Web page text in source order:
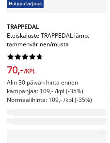
Huipputarjous
TRAPPEDAL
Eteiskaluste TRAPPEDAL lämp.
tammenvärinen/musta






70,-/KPL
Alin 30 päivän hinta ennen
kampanjaa: 109,- /kpl (-35%)
Normaalihinta: 109,- /kpl (-35%)